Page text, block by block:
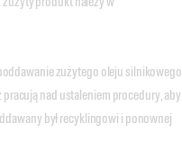
zużytego oleju silnikowego
nad ustaleniem procedury, aby
był recyklingowi i ponownej